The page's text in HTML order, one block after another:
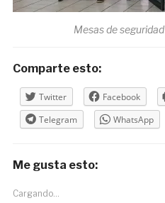
Mesas de seguridad
Comparte esto:
Twitter Facebook
Telegram
WhatsApp
Me gusta esto:
Cargando...